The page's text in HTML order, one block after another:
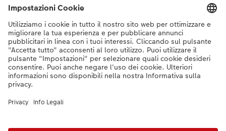
Se hai domande sui prodotti o sull'ordine, non esitare a contattarci dal
lunedì alla domenica dalle 9:00 alle 20:00 (esclusi i giorni festivi) al
numero di telefono044 499 10 38 dal lunedì alla domenica, dalle 9:00 alle
20:00 (festività escluse)
DE|FR|IT